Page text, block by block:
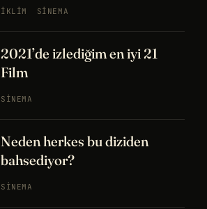
İKLIM SINEMA
2021’de izlediğim en iyi 21
Film
SINEMA
Neden herkes bu diziden
bahsediyor?
SINEMA